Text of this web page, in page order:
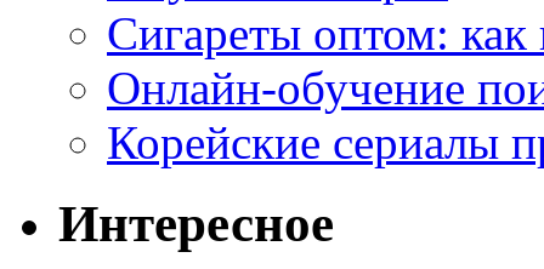
Сигареты оптом:
Онлайн-обучение
Корейские сериалы
Интересное